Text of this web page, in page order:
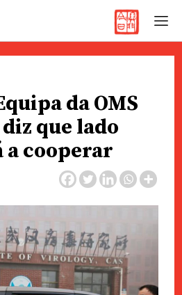
da OMS
que lado
a cooperar